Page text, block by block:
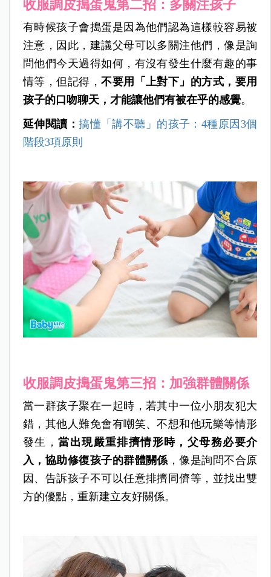
收服調皮搗蛋鬼第二招：多關注孩子
有時候孩子會搗蛋是因為他們認為這樣較容易被
注意，因此，建議父母可以多關注他們，像是詢
問他們今天過得如何，有沒有發生什麼有趣的事
情等，但記得，不要用「上對下」的方式，要用
孩子的口吻聊天，才能讓他們有被在乎的感覺。
延伸閱讀：搞懂「講不聽」的孩子：4種原因3個
階段3項原則
收服調皮搗蛋鬼第三招：加強群體關係
當一群孩子聚在一起時，若其中一位小朋友犯大
錯，其他人難免會有嘲笑、不想和他玩樂等情形
發生，當出現嚴重排擠情形時，父母務必要介
入，協助修復孩子的群體關係，像是詢問不合原
因、告訴孩子不可以任意排擠同儕等，並找出雙
方的優點，重新建立友好關係。